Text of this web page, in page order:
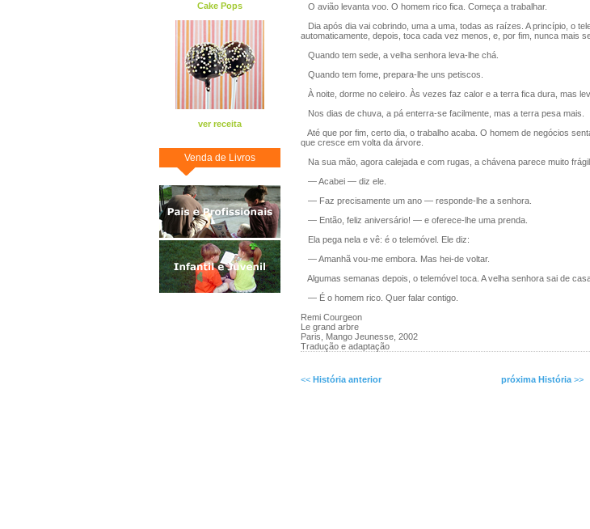
Cake Pops
ver receita
Venda de Livros
O avião levanta voo. O homem rico fica. Começa a trabalhar.
Dia após dia vai cobrindo, uma a uma, todas as raízes. A princípio, o
automaticamente, depois, toca cada vez menos, e, por fim, nunca mais
Quando tem sede, a velha senhora leva-lhe chá.
Quando tem fome, prepara-lhe uns petiscos.
À noite, dorme no celeiro. Às vezes faz calor e a terra fica dura, mas
Nos dias de chuva, a pá enterra-se facilmente, mas a terra pesa mais.
Até que por fim, certo dia, o trabalho acaba. O homem de negócios
que cresce em volta da árvore.
Na sua mão, agora calejada e com rugas, a chávena parece muito frágil.
— Acabei — diz ele.
— Faz precisamente um ano — responde-lhe a senhora.
— Então, feliz aniversário! — e oferece-lhe uma prenda.
Ela pega nela e vê: é o telemóvel. Ele diz:
— Amanhã vou-me embora. Mas hei-de voltar.
Algumas semanas depois, o telemóvel toca. A velha senhora sai de
— É o homem rico. Quer falar contigo.
Remi Courgeon
Le grand arbre
Paris, Mango Jeunesse, 2002
Tradução e adaptação
<< História anterior próxima História >>